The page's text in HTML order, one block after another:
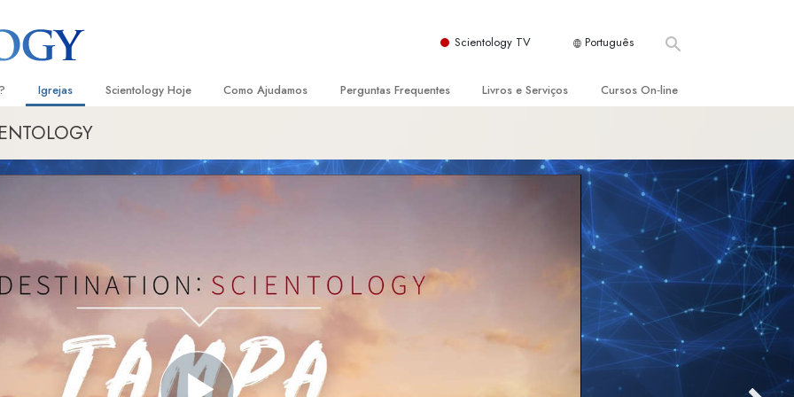
Scientology TV Português
Scientology
Igrejas
Localizar uma Igreja
Igrejas Ideais de Scientology
Freewinds
A levar Scientology ao Mundo
Scientology Hoje
Eventos de Scientology
Como Ajudamos
Escolástica Aplicada
A Verdade sobre as Drogas
Unidos para os Direitos Humanos
Comissão dos Cidadãos para os
Direitos Humanos
Perguntas Frequentes
Dentro duma Igreja
Livros e Serviços
Audiolivros
Serviços Introdutórios
Cursos On‑line
As Dinâmicas da Existência
Os Componentes da Compreensão
Soluções para Um Ambiente Perigoso
Ajudas para Doenças e Ferimentos
Integridade e Honestidade
Casamento